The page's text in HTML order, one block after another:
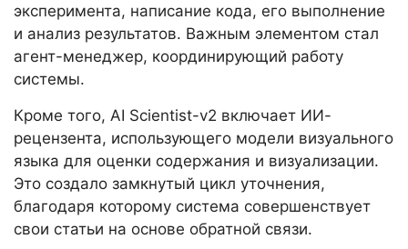
эксперимента, написание кода, его выполнение
и анализ результатов. Важным элементом стал
агент-менеджер, координирующий работу
системы.
Кроме того, AI Scientist-v2 включает ИИ-
рецензента, использующего модели визуального
языка для оценки содержания и визуализации.
Это создало замкнутый цикл уточнения,
благодаря которому система совершенствует
свои статьи на основе обратной связи.